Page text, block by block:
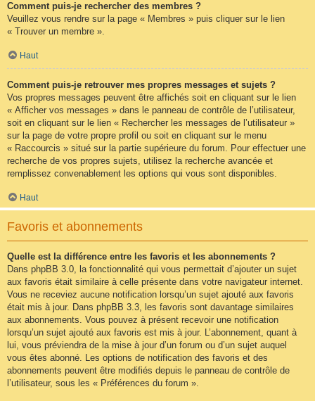
Comment puis-je rechercher des membres ?
Veuillez vous rendre sur la page « Membres » puis cliquer sur le lien
« Trouver un membre ».
Haut
Comment puis-je retrouver mes propres messages et sujets ?
Vos propres messages peuvent être affichés soit en cliquant sur le lien
« Afficher vos messages » dans le panneau de contrôle de l’utilisateur,
soit en cliquant sur le lien « Rechercher les messages de l’utilisateur »
sur la page de votre propre profil ou soit en cliquant sur le menu
« Raccourcis » situé sur la partie supérieure du forum. Pour effectuer une
recherche de vos propres sujets, utilisez la recherche avancée et
remplissez convenablement les options qui vous sont disponibles.
Haut
Favoris et abonnements
Quelle est la différence entre les favoris et les abonnements ?
Dans phpBB 3.0, la fonctionnalité qui vous permettait d’ajouter un sujet
aux favoris était similaire à celle présente dans votre navigateur internet.
Vous ne receviez aucune notification lorsqu’un sujet ajouté aux favoris
était mis à jour. Dans phpBB 3.3, les favoris sont davantage similaires
aux abonnements. Vous pouvez à présent recevoir une notification
lorsqu’un sujet ajouté aux favoris est mis à jour. L’abonnement, quant à
lui, vous préviendra de la mise à jour d’un forum ou d’un sujet auquel
vous êtes abonné. Les options de notification des favoris et des
abonnements peuvent être modifiés depuis le panneau de contrôle de
l’utilisateur, sous les « Préférences du forum ».